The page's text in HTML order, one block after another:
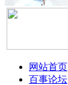
网站首页
百事论坛